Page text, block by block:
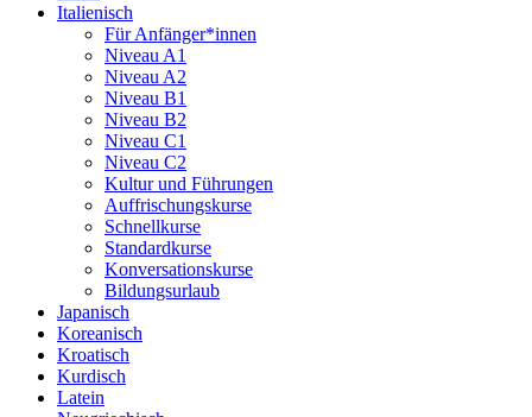
Italienisch
Für Anfänger*innen
Niveau A1
Niveau A2
Niveau B1
Niveau B2
Niveau C1
Niveau C2
Kultur und Führungen
Auffrischungskurse
Schnellkurse
Standardkurse
Konversationskurse
Bildungsurlaub
Japanisch
Koreanisch
Kroatisch
Kurdisch
Latein